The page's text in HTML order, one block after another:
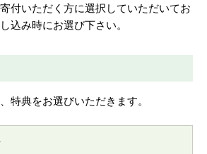
付いただく方に選択していただいてお
込み時にお選び下さい。
特典をお選びいただきます。